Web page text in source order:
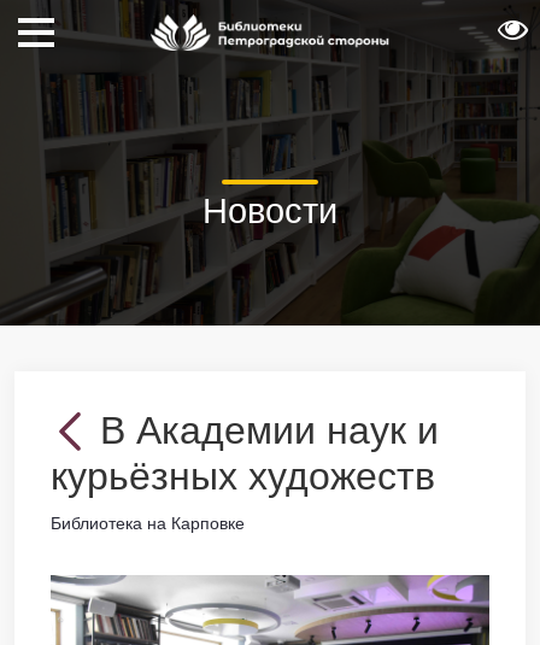
Новости
В Академии наук и
курьёзных художеств
Библиотека на Карповке